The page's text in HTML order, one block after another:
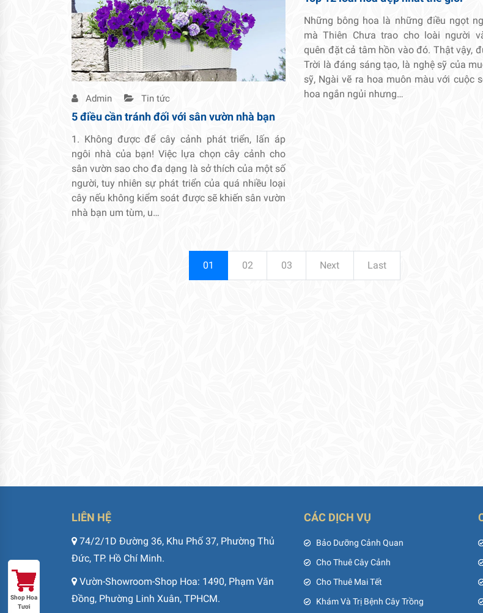
Admin Tin tức
5 điều cần tránh đối với sân vườn nhà bạn
1. Không được để cây cảnh phát triển, lấn áp
ngôi nhà của bạn! Việc lựa chọn cây cảnh cho
sân vườn sao cho đa dạng là sở thích của một số
người, tuy nhiên sự phát triển của quá nhiều loại
cây nếu không kiểm soát được sẽ khiến sân vườn
nhà bạn um tùm, u…
Những bông hoa là những điều ngọt
mà Thiên Chưa trao cho loài người
quên đặt cả tâm hồn vào đó. Thật vậy,
Trời là đáng sáng tạo, là nghệ sỹ của
sỹ, Ngài vẽ ra hoa muôn màu với cuộc
hoa ngắn ngủi nhưng…
01 02 03 Next Last
LIÊN HỆ
74/2/1D Đường 36, Khu Phố 37, Phường Thủ
Đức, TP. Hồ Chí Minh.
Vườn-Showroom-Shop Hoa: 1490, Phạm Văn
Đồng, Phường Linh Xuân, TPHCM.
CÁC DỊCH VỤ
Bảo Dưỡng Cảnh Quan
Cho Thuê Cây Cảnh
Cho Thuê Mai Tết
Khám Và Trị Bệnh Cây Trồng
Shop Hoa
Tươi